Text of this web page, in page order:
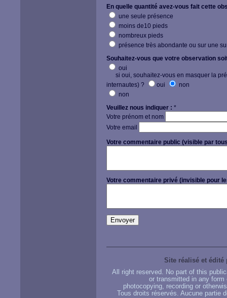
En quelle quantité avez-vous fait cette
une seule présence
moins de10 pieds
nombreux pieds
présence très abondante ou sur une
Souhaitez-vous que votre observation
oui
si oui, souhaitez-vous en masquer la
internautes) ?
oui
non
non
Veuillez nous indiquer : *
Votre prénom et nom
Votre email
Votre commentaire public (visible par
Votre commentaire privé (invisible pour
Site réalisé et édité
All right reserved. No part of this
or transmitted in any
photocopying, recording or
Tous droits réservés. Aucune